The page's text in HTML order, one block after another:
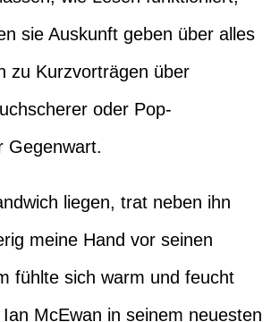
sie Auskunft geben über alles
zu Kurzvorträgen über
oder Pop-
Gegenwart.
liegen, trat neben ihn
meine Hand vor seinen
fühlte sich warm und feucht
McEwan in seinem neuesten